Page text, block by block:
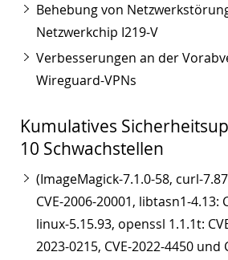
Behebung von
Netzwerkchip I219-V
Verbesserungen an der
Wireguard-VPNs
Kumulatives
10 Schwachstellen
(ImageMagick-7.1.0-58, curl-
CVE-2006-20001, libtasn1-4.13:
linux-5.15.93, openssl 1.1.1t:
2023-0215, CVE-2022-4450 und